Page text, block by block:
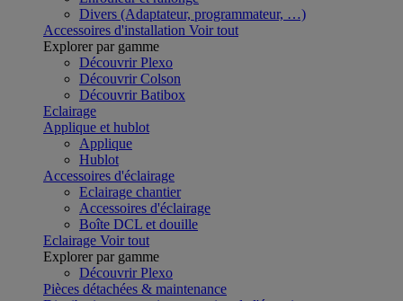
Divers (Adaptateur, programmateur, …)
Accessoires d'installation Voir tout
Explorer par gamme
Découvrir Plexo
Découvrir Colson
Découvrir Batibox
Eclairage
Applique et hublot
Applique
Hublot
Accessoires d'éclairage
Eclairage chantier
Accessoires d'éclairage
Boîte DCL et douille
Eclairage Voir tout
Explorer par gamme
Découvrir Plexo
Pièces détachées & maintenance